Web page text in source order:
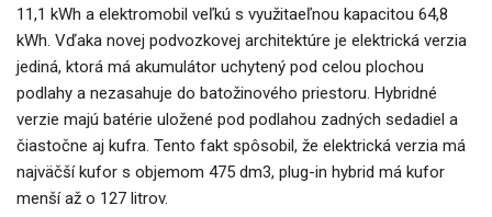
11,1 kWh a elektromobil veľkú s využitaeľnou kapacitou 64,8
kWh. Vďaka novej podvozkovej architektúre je elektrická verzia
jediná, ktorá má akumulátor uchytený pod celou plochou
podlahy a nezasahuje do batožinového priestoru. Hybridné
verzie majú batérie uložené pod podlahou zadných sedadiel a
čiastočne aj kufra. Tento fakt spôsobil, že elektrická verzia má
najväčší kufor s objemom 475 dm3, plug-in hybrid má kufor
menší až o 127 litrov.